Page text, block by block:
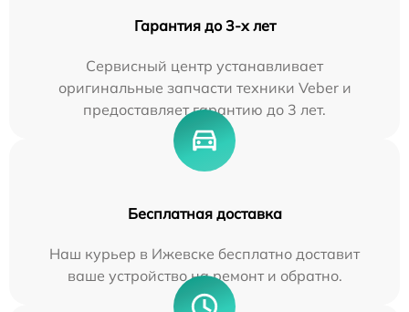
Гарантия до 3-х лет
Сервисный центр устанавливает
оригинальные запчасти техники Veber и
предоставляет гарантию до 3 лет.
Бесплатная доставка
Наш курьер в Ижевске бесплатно доставит
ваше устройство на ремонт и обратно.